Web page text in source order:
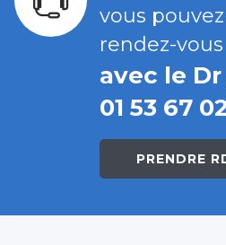
vous
rendez-vous
avec le
01 53 67
PRENDRE